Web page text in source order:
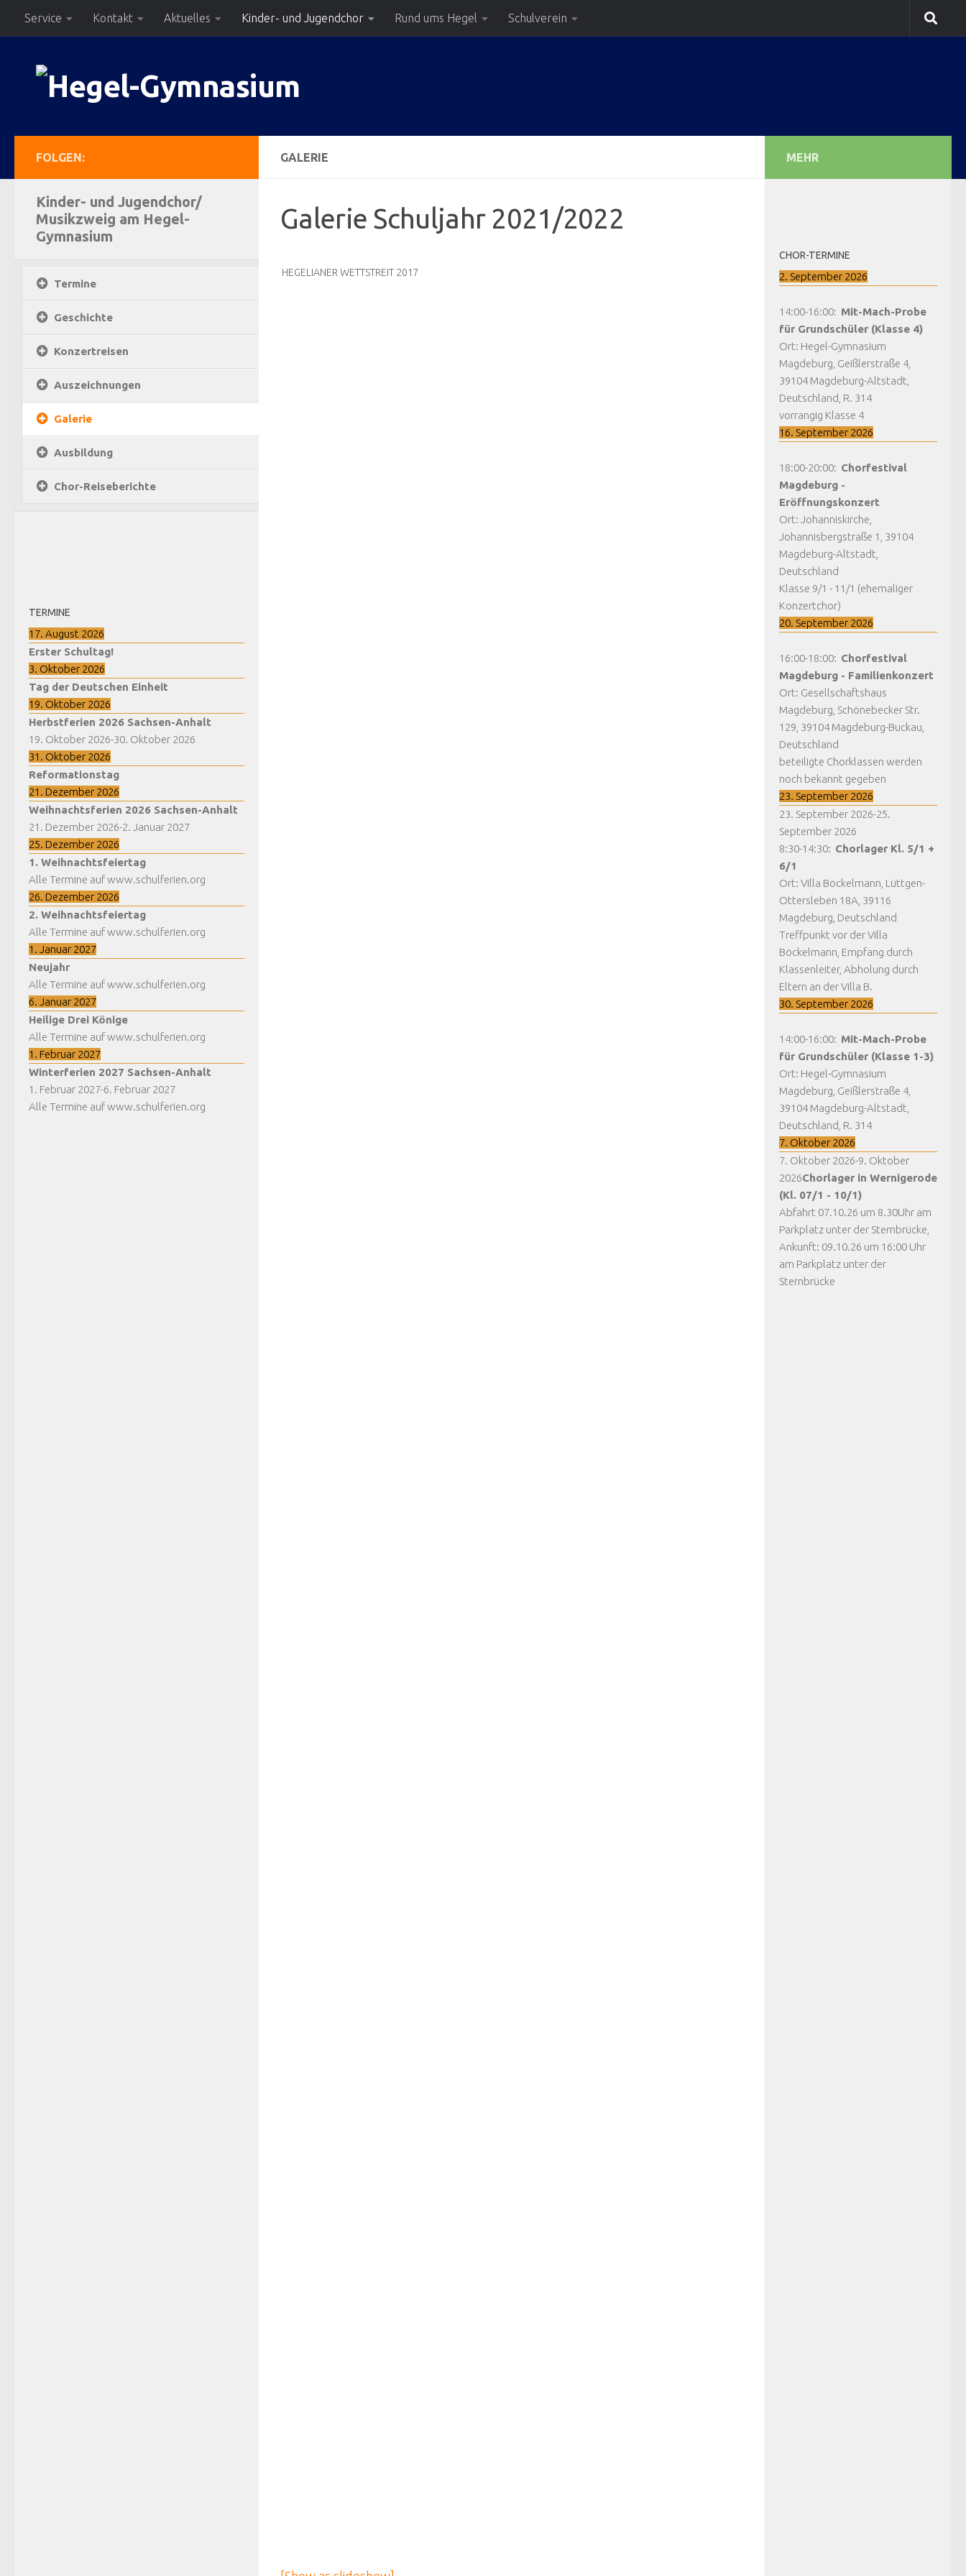
Zum Inhalt springen
Service Kontakt Aktuelles Kinder- und Jugendchor Rund ums Hegel Schulverein
GALERIE
Galerie Schuljahr 2021/2022
HEGELIANER WETTSTREIT 2017
FOLGEN:
Kinder- und Jugendchor/
Musikzweig am Hegel-
Gymnasium
Termine
Geschichte
Konzertreisen
Auszeichnungen
Galerie
Ausbildung
Chor-Reiseberichte
TERMINE
17. August 2026
Erster Schultag!
3. Oktober 2026
Tag der Deutschen Einheit
19. Oktober 2026
Herbstferien 2026 Sachsen-Anhalt
19. Oktober 2026-30. Oktober 2026
31. Oktober 2026
Reformationstag
21. Dezember 2026
Weihnachtsferien 2026 Sachsen-Anhalt
21. Dezember 2026-2. Januar 2027
25. Dezember 2026
1. Weihnachtsfeiertag
Alle Termine auf www.schulferien.org
26. Dezember 2026
2. Weihnachtsfeiertag
Alle Termine auf www.schulferien.org
1. Januar 2027
Neujahr
Alle Termine auf www.schulferien.org
6. Januar 2027
Heilige Drei Könige
Alle Termine auf www.schulferien.org
1. Februar 2027
Winterferien 2027 Sachsen-Anhalt
1. Februar 2027-6. Februar 2027
Alle Termine auf www.schulferien.org
MEHR
CHOR-TERMINE
2. September 2026
14:00-16:00: Mit-Mach-Probe
für Grundschüler (Klasse 4)
Ort: Hegel-Gymnasium
Magdeburg, Geißlerstraße 4,
39104 Magdeburg-Altstadt,
Deutschland, R. 314
vorrangig Klasse 4
16. September 2026
18:00-20:00: Chorfestival
Magdeburg -
Eröffnungskonzert
Ort: Johanniskirche,
Johannisbergstraße 1, 39104
Magdeburg-Altstadt,
Deutschland
Klasse 9/1 - 11/1 (ehemaliger
Konzertchor)
20. September 2026
16:00-18:00: Chorfestival
Magdeburg - Familienkonzert
Ort: Gesellschaftshaus
Magdeburg, Schönebecker Str.
129, 39104 Magdeburg-Buckau,
Deutschland
beteiligte Chorklassen werden
noch bekannt gegeben
23. September 2026
23. September 2026-25.
September 2026
8:30-14:30: Chorlager Kl. 5/1 +
6/1
Ort: Villa Böckelmann, Lüttgen-
Ottersleben 18A, 39116
Magdeburg, Deutschland
Treffpunkt vor der Villa
Böckelmann, Empfang durch
Klassenleiter, Abholung durch
Eltern an der Villa B.
30. September 2026
14:00-16:00: Mit-Mach-Probe
für Grundschüler (Klasse 1-3)
Ort: Hegel-Gymnasium
Magdeburg, Geißlerstraße 4,
39104 Magdeburg-Altstadt,
Deutschland, R. 314
7. Oktober 2026
7. Oktober 2026-9. Oktober
2026Chorlager in Wernigerode
(Kl. 07/1 - 10/1)
Abfahrt 07.10.26 um 8.30Uhr am
Parkplatz unter der Sternbrücke,
Ankunft: 09.10.26 um 16:00 Uhr
am Parkplatz unter der
Sternbrücke